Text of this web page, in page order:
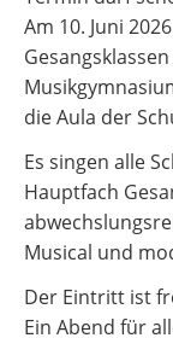
Am 10. Juni
die Aula der
Es singen alle
Hauptfach
Musical und
Der Eintritt ist
Ein Abend für